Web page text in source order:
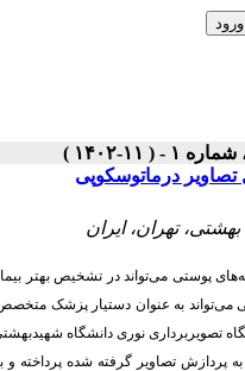
تهران، ایران
پوستی می‌تواند در تشخیص بهتر
به عنوان دستیار پزشک
تصویربرداری نوری دانشگاه شهید
به پردازش تصاویر گرفته شده پرداخته و